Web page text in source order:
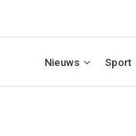
Nieuws Sport